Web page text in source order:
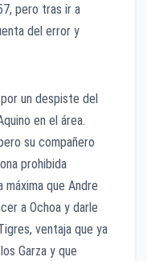
pero tras ir a
del error y
un despiste del
en el área.
su compañero
prohibida
que Andre
a Ochoa y darle
ventaja que ya
Garza y que